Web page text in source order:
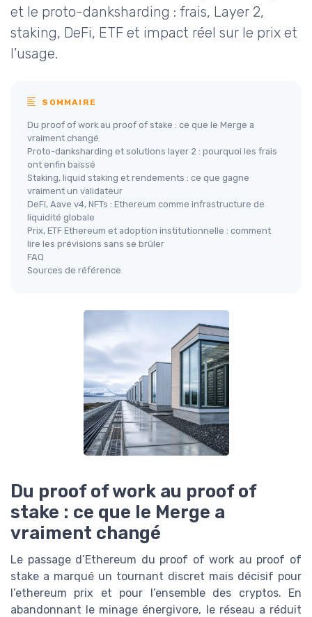
et le proto-danksharding : frais, Layer 2,
staking, DeFi, ETF et impact réel sur le prix et
l’usage.
SOMMAIRE
Du proof of work au proof of stake : ce que le Merge a
vraiment changé
Proto-danksharding et solutions layer 2 : pourquoi les frais
ont enfin baissé
Staking, liquid staking et rendements : ce que gagne
vraiment un validateur
DeFi, Aave v4, NFTs : Ethereum comme infrastructure de
liquidité globale
Prix, ETF Ethereum et adoption institutionnelle : comment
lire les prévisions sans se brûler
FAQ
Sources de référence
Du proof of work au proof of
stake : ce que le Merge a
vraiment changé
Le passage d’Ethereum du proof of work au proof of
stake a marqué un tournant discret mais décisif pour
l’ethereum prix et pour l’ensemble des cryptos. En
abandonnant le minage énergivore, le réseau a réduit